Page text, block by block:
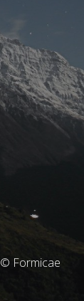
© Formicae